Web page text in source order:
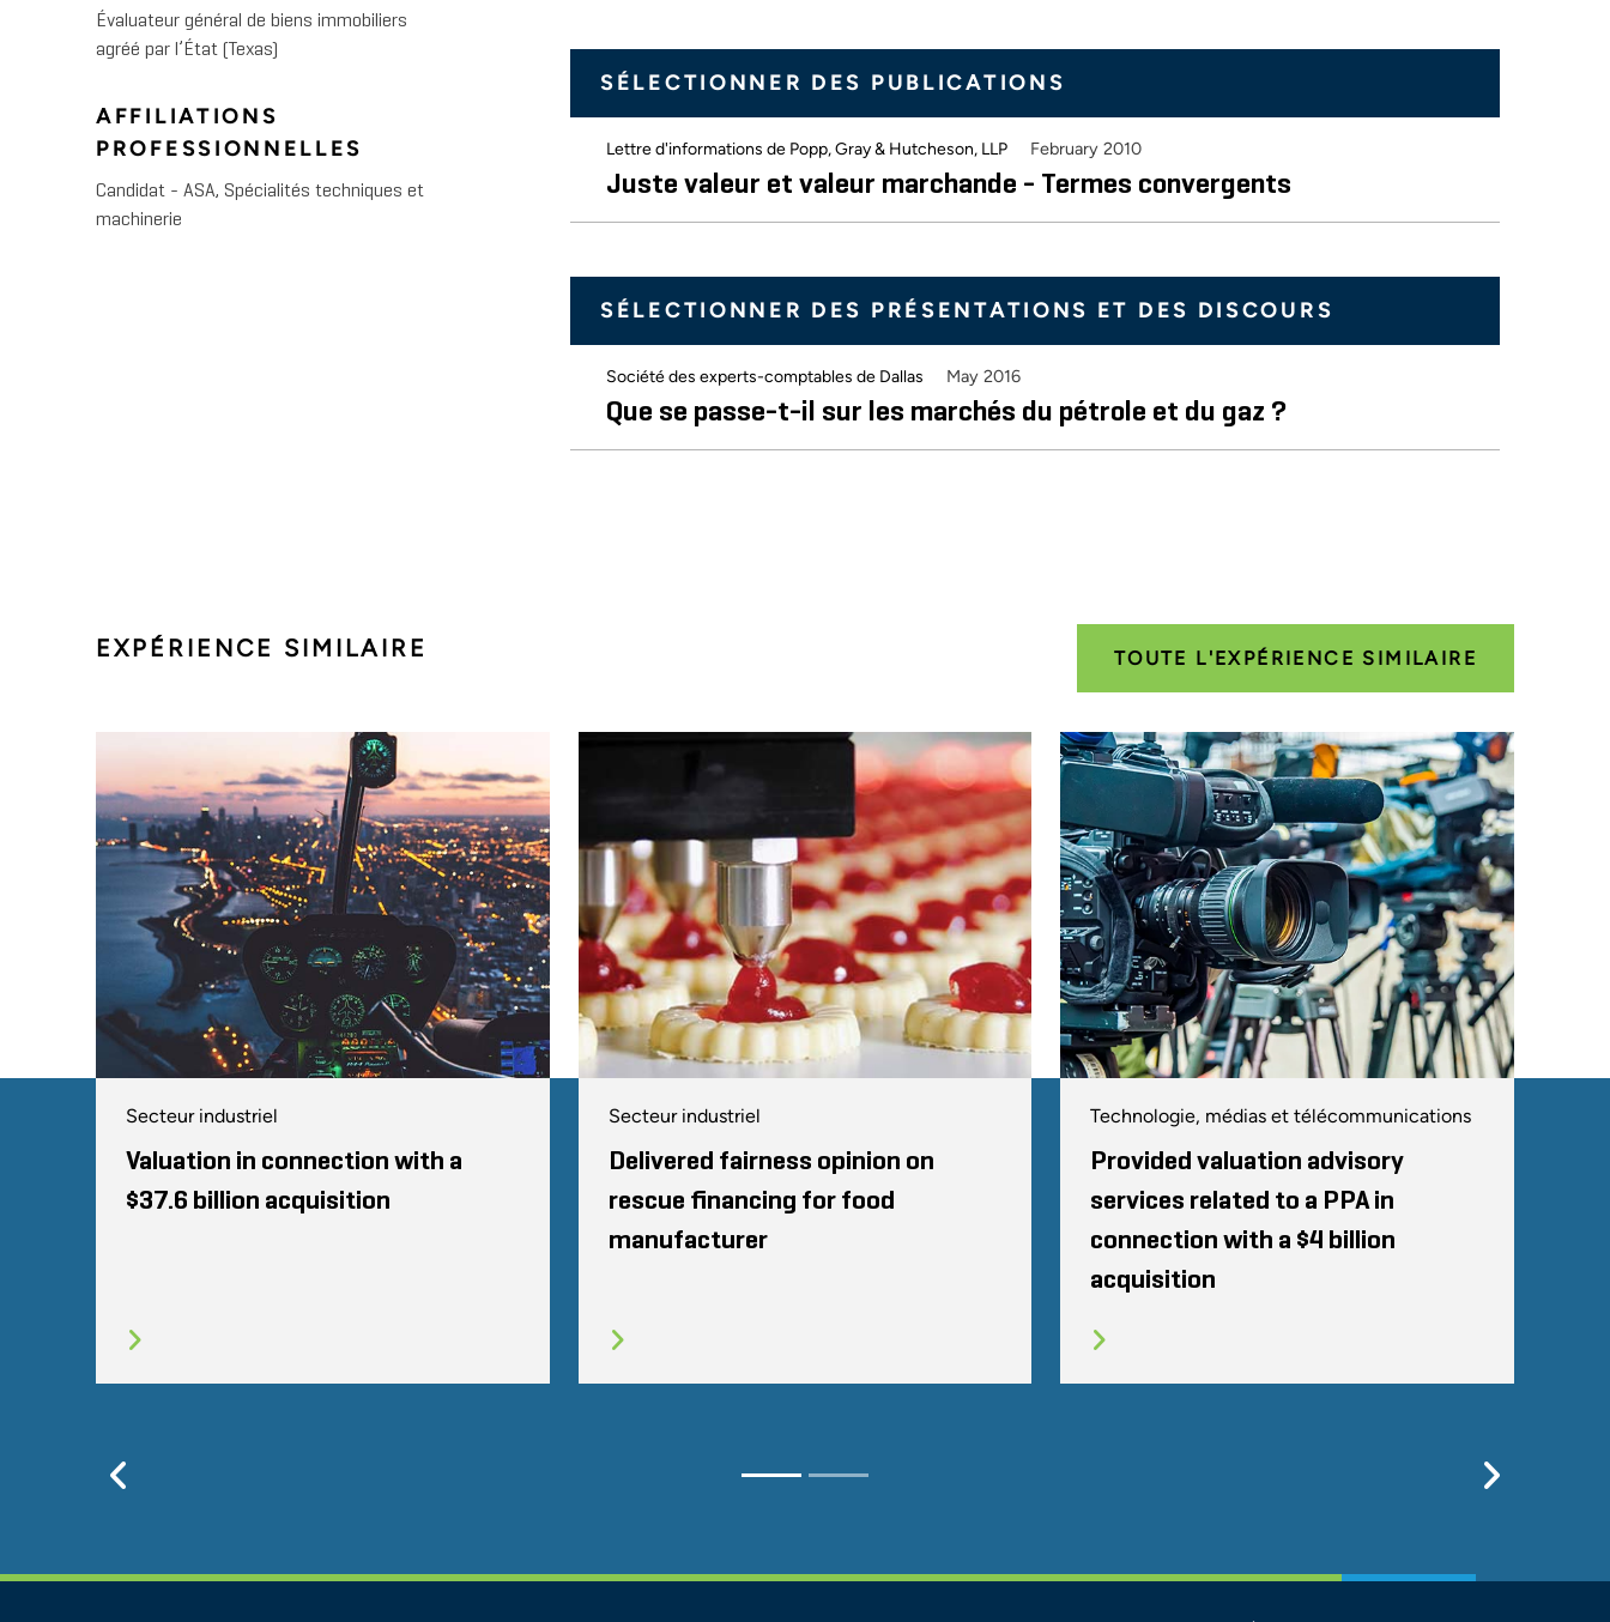
SÉLECTIONNER DES PUBLICATIONS
Lettre d'informations de Popp, Gray & Hutcheson, LLP February 2010
Juste valeur et valeur marchande - Termes convergents
SÉLECTIONNER DES PRÉSENTATIONS ET DES DISCOURS
Société des experts-comptables de Dallas May 2016
Que se passe-t-il sur les marchés du pétrole et du gaz ?
Évaluateur général de biens immobiliers
agréé par l’État (Texas)
AFFILIATIONS
PROFESSIONNELLES
Candidat - ASA, Spécialités techniques et
machinerie
EXPÉRIENCE SIMILAIRE TOUTE L'EXPÉRIENCE SIMILAIRE
Secteur industriel
Valuation in connection with a
$37.6 billion acquisition
Secteur industriel
Delivered fairness opinion on
rescue financing for food
manufacturer
Technologie, médias et télécommunications
Provided valuation advisory
services related to a PPA in
connection with a $4 billion
acquisition